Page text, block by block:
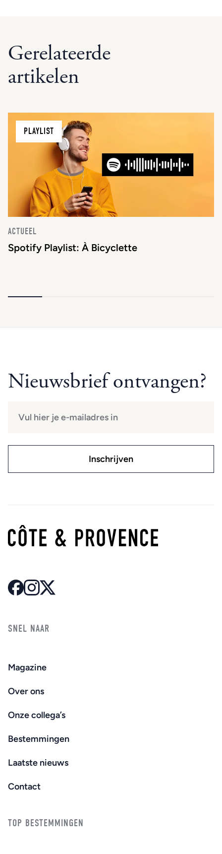
Gerelateerde
artikelen
PLAYLIST
ACTUEEL
Spotify Playlist: À Bicyclette
Nieuwsbrief ontvangen?
SNEL NAAR
Magazine
Over ons
Onze collega’s
Bestemmingen
Laatste nieuws
Contact
TOP BESTEMMINGEN